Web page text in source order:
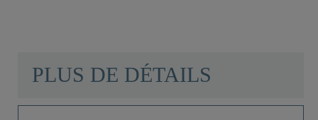
PLUS DE DÉTAILS